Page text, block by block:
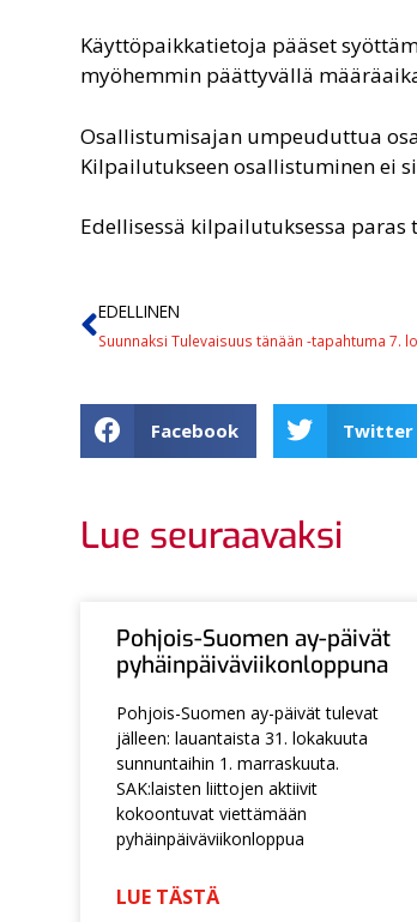
Käyttöpaikkatietoja pääset
myöhemmin päättyvällä
Osallistumisajan umpeuduttua
Kilpailutukseen osallistuminen ei
Edellisessä kilpailutuksessa
EDELLINEN
Suunnaksi Tulevaisuus tänään -tapahtuma 7.
Facebook Twitter
Lue seuraavaksi
Pohjois-Suomen ay-päivät
pyhäinpäiväviikonloppuna
Pohjois-Suomen ay-päivät tulevat
jälleen: lauantaista 31. lokakuuta
sunnuntaihin 1. marraskuuta.
SAK:laisten liittojen aktiivit
kokoontuvat viettämään
pyhäinpäiväviikonloppua
LUE TÄSTÄ